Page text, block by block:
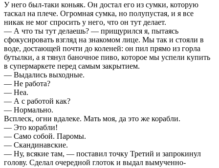
У него был-таки коньяк. Он достал его из сумки, которую
таскал на плече. Огромная сумка, но полупустая, и я все
никак не мог спросить у него, что он тут делает.
— А что ты тут делаешь? — прищурился я, пытаясь
сфокусировать взгляд на знакомом лице. Мы так и стояли в
воде, достающей почти до коленей: он пил прямо из горла
бутылки, а я тянул баночное пиво, которое мы успели купить
в супермаркете перед самым закрытием.
— Выдались выходные.
— Не работа?
— Неа.
— А с работой как?
— Нормально.
Всплеск, огни вдалеке. Мать моя, да это же корабли.
— Это корабли!
— Само собой. Паромы.
— Скандинавские.
— Ну, всякие там, — поставил точку Третий и запрокинул
голову. Сделал очередной глоток и выдал вымученно-